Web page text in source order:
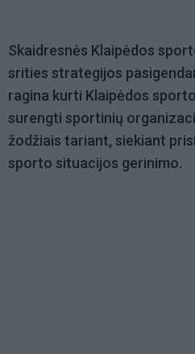
Skaidresnės Klaipėdos
srities strategijos
ragina kurti Klaipėdos
surengti sportinių
žodžiais tariant, siekiant
sporto situacijos gerinimo.